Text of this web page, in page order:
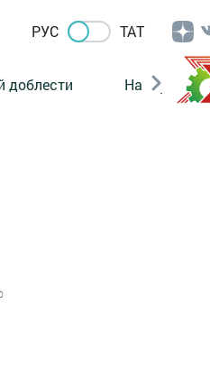
РУС ТАТ
доблести Нацпроекты